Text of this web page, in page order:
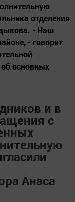
отделения
- Наш
- говорит
об основных
и в
с
Анаса